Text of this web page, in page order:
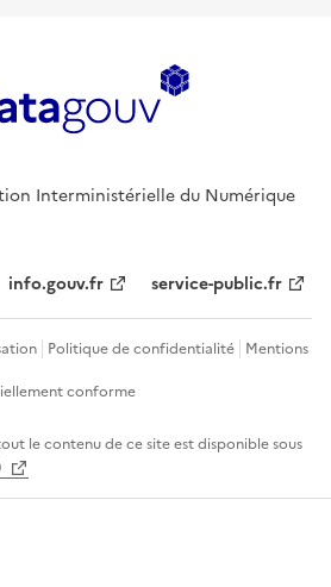
Interministérielle du Numérique
info.gouv.fr service-public.fr
Politique de confidentialité Mentions
conforme
le contenu de ce site est disponible sous